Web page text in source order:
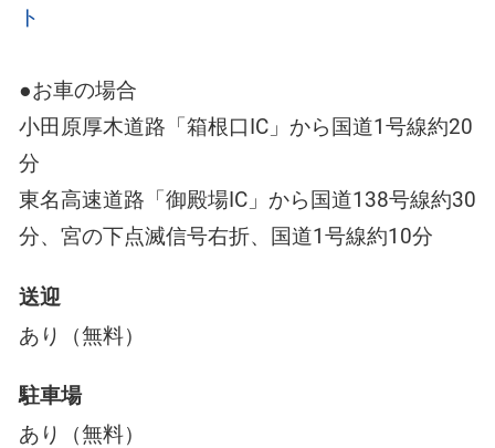
ト
●お車の場合
小田原厚木道路「箱根口IC」から国道1号線約20
分
東名高速道路「御殿場IC」から国道138号線約30
分、宮の下点滅信号右折、国道1号線約10分
送迎
あり（無料）
駐車場
あり（無料）